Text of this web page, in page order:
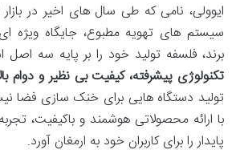
ایوولی، نامی که طی سال های اخیر در بازار
سیستم های تهویه مطبوع، جایگاه ویژه
برند، فلسفه تولید خود را بر پایه سه
تکنولوژی پیشرفته، کیفیت بی نظیر و دوام
تولید دستگاه هایی برای خنک سازی فضا
با ارائه محصولاتی هوشمند و باکیفیت،
پایدار را برای کاربران خود به ارمغان آورد.